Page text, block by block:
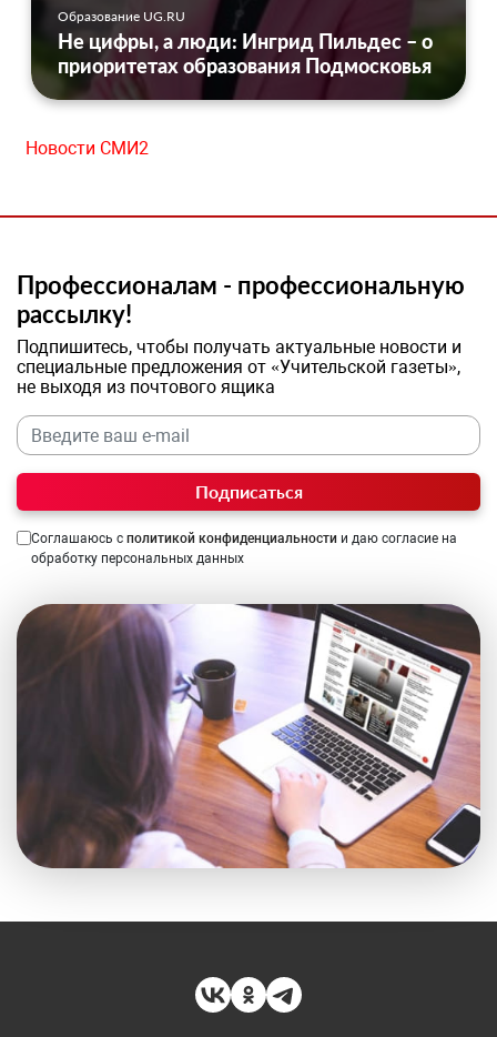
Образование UG.RU
Не цифры, а люди: Ингрид Пильдес – о
приоритетах образования Подмосковья
Новости СМИ2
Профессионалам - профессиональную
рассылку!
Подпишитесь, чтобы получать актуальные новости и
специальные предложения от «Учительской газеты»,
не выходя из почтового ящика
Подписаться
Соглашаюсь с политикой конфиденциальности и даю согласие на
обработку персональных данных